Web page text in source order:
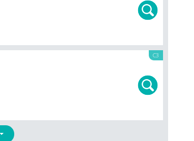
C3